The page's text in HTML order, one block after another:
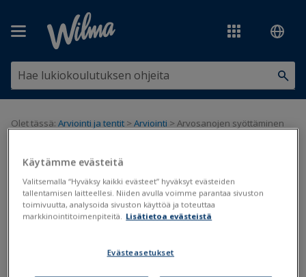
Olet tässä: Arviointi ja tentit >Arviointi >Arvosanojen syöttäminen
Arvosanojen syöttäminen
Wilmassa
Käytämme evästeitä
Valitsemalla “Hyväksy kaikki evästeet” hyväksyt evästeiden
tallentamisen laitteellesi. Niiden avulla voimme parantaa sivuston
toimivuutta, analysoida sivuston käyttöä ja toteuttaa
markkinointitoimenpiteitä. Lisätietoa evästeistä
Evästeasetukset